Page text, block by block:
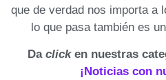
que de verdad nos importa a
lo que pasa también es
Da clicken nuestras
¡Noticias con